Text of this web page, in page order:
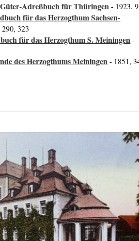
Güter-Adreßbuch für Thüringen- 1923,
für das Herzogthum Sachsen-
323
für das Herzogthum S. Meiningen-
des Herzogthums Meiningen- 1851,